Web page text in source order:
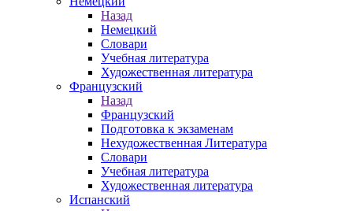
Назад
Немецкий
Словари
Учебная литература
Художественная литература
Французский
Назад
Французский
Подготовка к экзаменам
Нехудожественная Литература
Словари
Учебная литература
Художественная литература
Испанский